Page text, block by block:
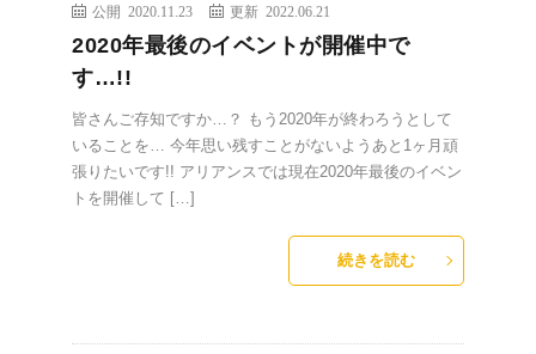
公開 2020.11.23 更新 2022.06.21
2020年最後のイベントが開催中で
す…!!
皆さんご存知ですか…？ もう2020年が終わろうとして
いることを… 今年思い残すことがないようあと1ヶ月頑
張りたいです!! アリアンスでは現在2020年最後のイベン
トを開催して […]
続きを読む